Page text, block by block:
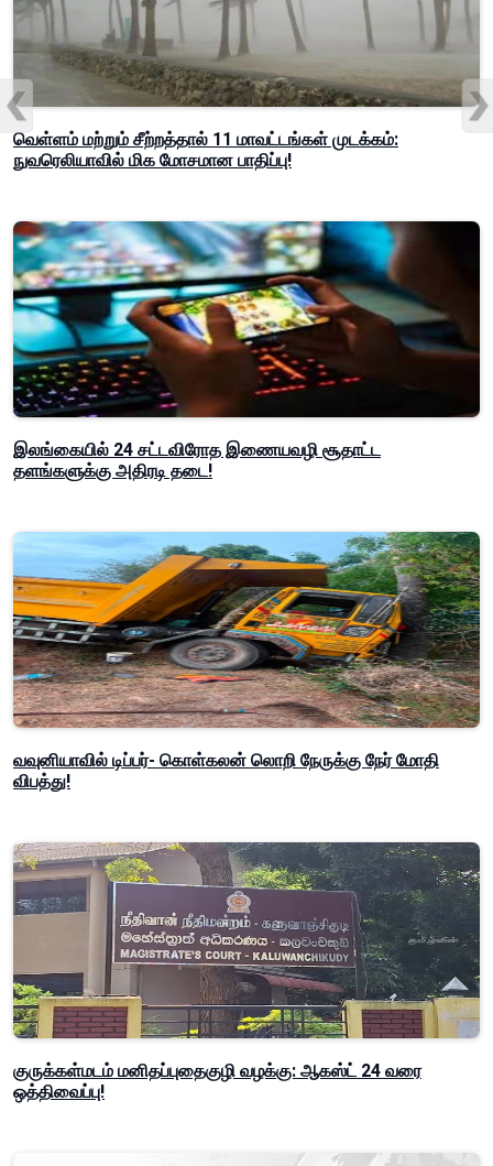
வெள்ளம் மற்றும் சீற்றத்தால் 11 மாவட்டங்கள் முடக்கம்:
நுவரெலியாவில் மிக மோசமான பாதிப்பு!
இலங்கையில் 24 சட்டவிரோத இணையவழி சூதாட்ட
தளங்களுக்கு அதிரடி தடை!
வவுனியாவில் டிப்பர்- கொள்கலன் லொறி நேருக்கு நேர் மோதி
விபத்து!
குருக்கள்மடம் மனிதப்புதைகுழி வழக்கு: ஆகஸ்ட் 24 வரை
ஒத்திவைப்பு!